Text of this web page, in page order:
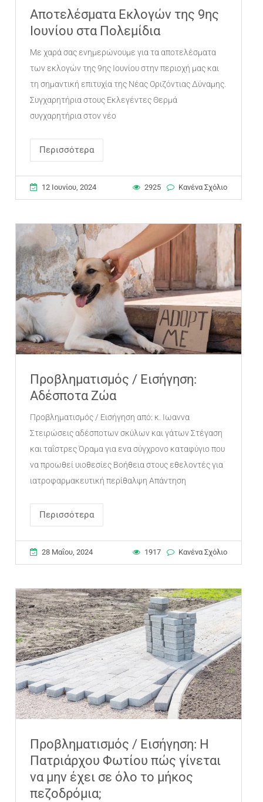
Αποτελέσματα Εκλογών της 9ης
Ιουνίου στα Πολεμίδια
Με χαρά σας ενημερώνουμε για τα αποτελέσματα
των εκλογών της 9ης Ιουνίου στην περιοχή μας και
τη σημαντική επιτυχία της Νέας Οριζόντιας Δύναμης.
Συγχαρητήρια στους Εκλεγέντες Θερμά
συγχαρητήρια στον νέο
Περισσότερα
12 Ιουνίου, 2024 2925 Κανένα Σχόλιο
Προβληματισμός / Εισήγηση:
Αδέσποτα Ζώα
Προβληματισμός / Εισήγηση από: κ. Ιωαννα
Στειρώσεις αδέσποτων σκύλων και γάτων Στέγαση
και ταΐστρες Όραμα για ενα σύγχρονο καταφύγιο που
να προωθεί υιοθεσίες Βοήθεια στους εθελοντές για
ιατροφαρμακευτική περίθαλψη Απάντηση
Περισσότερα
28 Μαΐου, 2024 1917 Κανένα Σχόλιο
Προβληματισμός / Εισήγηση: Η
Πατριάρχου Φωτίου πώς γίνεται
να μην έχει σε όλο το μήκος
πεζοδρόμια;